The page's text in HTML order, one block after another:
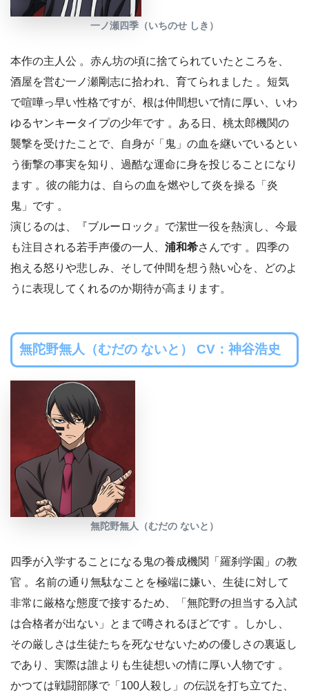
一ノ瀬四季（いちのせ しき）
本作の主人公 。赤ん坊の頃に捨てられていたところを、
酒屋を営む一ノ瀬剛志に拾われ、育てられました 。短気
で喧嘩っ早い性格ですが、根は仲間想いで情に厚い、いわ
ゆるヤンキータイプの少年です 。ある日、桃太郎機関の
襲撃を受けたことで、自身が「鬼」の血を継いでいるとい
う衝撃の事実を知り、過酷な運命に身を投じることになり
ます 。彼の能力は、自らの血を燃やして炎を操る「炎
鬼」です 。
演じるのは、『ブルーロック』で潔世一役を熱演し、今最
も注目される若手声優の一人、 浦和希さんです 。四季の
抱える怒りや悲しみ、そして仲間を想う熱い心を、どのよ
うに表現してくれるのか期待が高まります。
無陀野無人（むだの ないと） CV：神谷浩史
無陀野無人（むだの ないと）
四季が入学することになる鬼の養成機関「羅刹学園」の教
官 。名前の通り無駄なことを極端に嫌い、生徒に対して
非常に厳格な態度で接するため、「無陀野の担当する入試
は合格者が出ない」とまで噂されるほどです 。しかし、
その厳しさは生徒たちを死なせないための優しさの裏返し
であり、実際は誰よりも生徒想いの情に厚い人物です 。
かつては戦闘部隊で「100人殺し」の伝説を打ち立てた、